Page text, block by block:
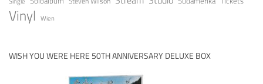
Vinyl Wien
WISH YOU WERE HERE 50TH ANNIVERSARY DELUXE BOX